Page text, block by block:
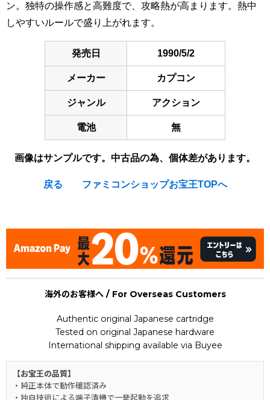
ン。独特の操作感と高難度で、攻略熱が高まります。熱中
しやすいルールで盛り上がれます。
発売日 1990/5/2
メーカー カプコン
ジャンル アクション
電池 無
画像はサンプルです。中古品の為、個体差があります。
戻る ファミコンショップお宝王TOPへ
海外のお客様へ / For Overseas Customers
Authentic original Japanese cartridge
Tested on original Japanese hardware
International shipping available via Buyee
【お宝王の品質】
・純正本体で動作確認済み
・独自技術による端子清掃で一発起動を追求